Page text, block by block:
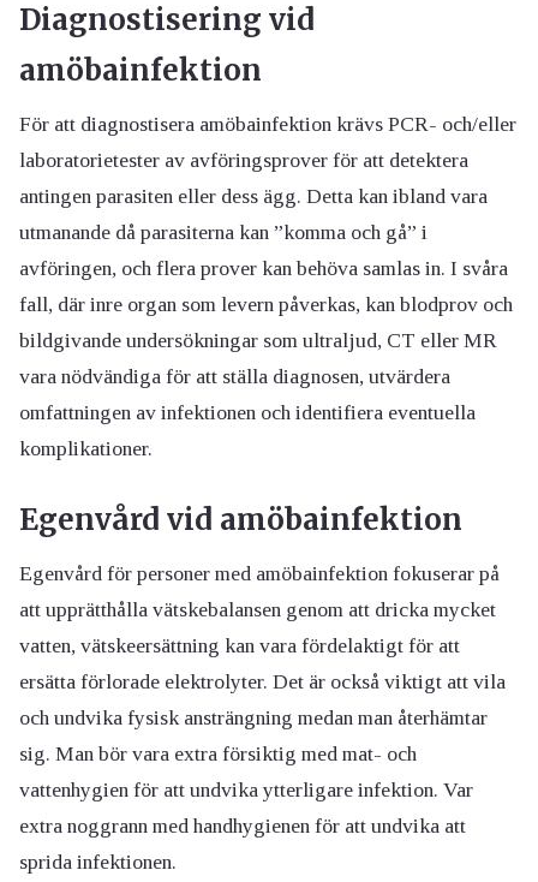
Diagnostisering vid
amöbainfektion
För att diagnostisera amöbainfektion krävs PCR- och/eller
laboratorietester av avföringsprover för att detektera
antingen parasiten eller dess ägg. Detta kan ibland vara
utmanande då parasiterna kan ”komma och gå” i
avföringen, och flera prover kan behöva samlas in. I svåra
fall, där inre organ som levern påverkas, kan blodprov och
bildgivande undersökningar som ultraljud, CT eller MR
vara nödvändiga för att ställa diagnosen, utvärdera
omfattningen av infektionen och identifiera eventuella
komplikationer.
Egenvård vid amöbainfektion
Egenvård för personer med amöbainfektion fokuserar på
att upprätthålla vätskebalansen genom att dricka mycket
vatten, vätskeersättning kan vara fördelaktigt för att
ersätta förlorade elektrolyter. Det är också viktigt att vila
och undvika fysisk ansträngning medan man återhämtar
sig. Man bör vara extra försiktig med mat- och
vattenhygien för att undvika ytterligare infektion. Var
extra noggrann med handhygienen för att undvika att
sprida infektionen.